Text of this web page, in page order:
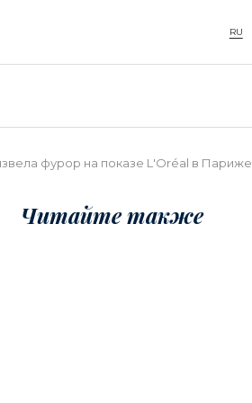
RU
фурор на показе L'Oréal в Париже
Читайте также